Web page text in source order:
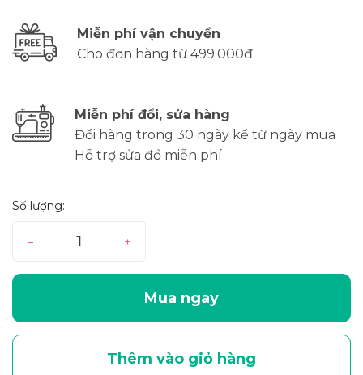
Miễn phí vận chuyển
Cho đơn hàng từ 499.000đ
Miễn phí đổi, sửa hàng
Đổi hàng trong 30 ngày kể từ ngày mua
Hỗ trợ sửa đồ miễn phí
Số lượng:
– +
Mua ngay
Thêm vào giỏ hàng